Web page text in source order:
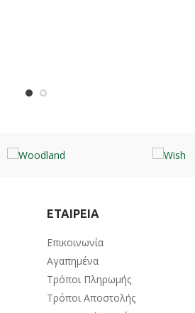
ΕΤΑΙΡΕΙΑ
Επικοινωνία
Αγαπημένα
Τρόποι Πληρωμής
Τρόποι Αποστολής